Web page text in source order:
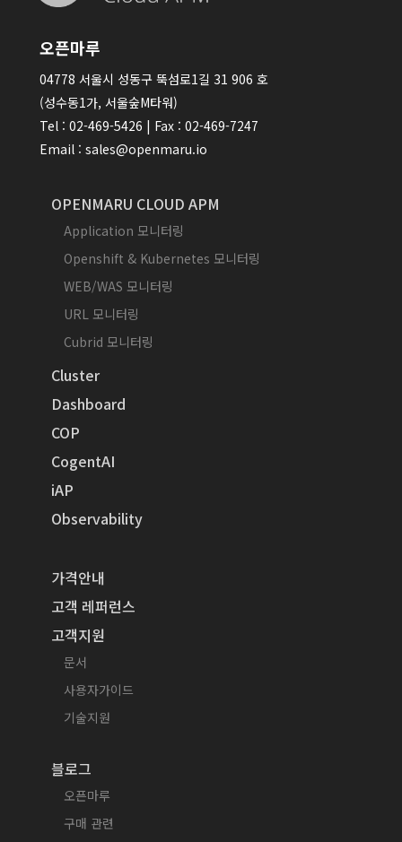
오픈마루
04778 서울시 성동구 뚝섬로1길 31 906 호
(성수동1가, 서울숲M타워)
Tel : 02-469-5426 | Fax : 02-469-7247
Email : sales@openmaru.io
OPENMARU CLOUD APM
Application 모니터링
Openshift & Kubernetes 모니터링
WEB/WAS 모니터링
URL 모니터링
Cubrid 모니터링
Cluster
Dashboard
COP
CogentAI
iAP
Observability
가격안내
고객 레퍼런스
고객지원
문서
사용자가이드
기술지원
블로그
오픈마루
구매 관련